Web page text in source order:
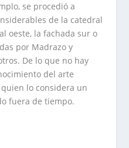
se procedió a
de la catedral
oeste, la fachada sur o
por Madrazo y
De lo que no hay
del arte
lo considera un
fuera de tiempo.